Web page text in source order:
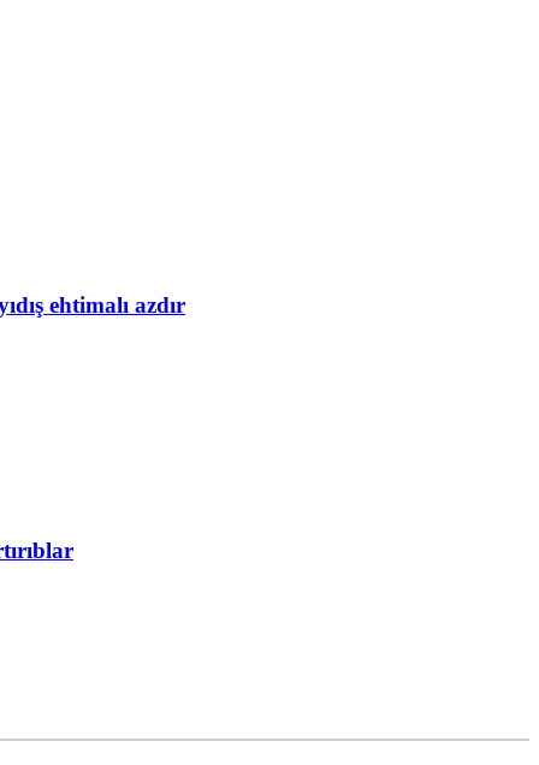
ehtimalı azdır